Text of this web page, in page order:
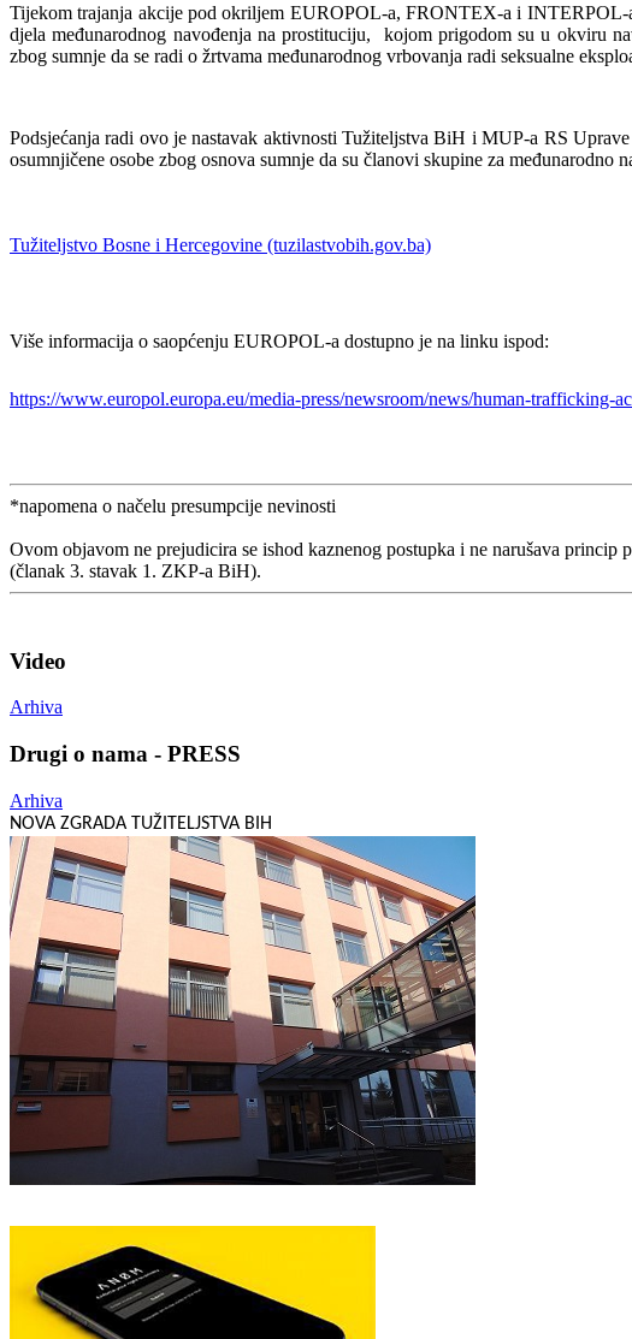
Tijekom trajanja akcije pod okriljem EUROPOL-a, FRONTEX-a i
djela međunarodnog navođenja na prostituciju, kojom prigodom su u okviru
zbog sumnje da se radi o žrtvama međunarodnog vrbovanja radi seksualne
Podsjećanja radi ovo je nastavak aktivnosti Tužiteljstva BiH i MUP-a RS
osumnjičene osobe zbog osnova sumnje da su članovi skupine za međunarodno
Tužiteljstvo Bosne i Hercegovine (tuzilastvobih.gov.ba)
Više informacija o saopćenju EUROPOL-a dostupno je na linku ispod:
https://www.europol.europa.eu/media-press/newsroom/news/human-trafficking-
*napomena o načelu presumpcije nevinosti
Ovom objavom ne prejudicira se ishod kaznenog postupka i ne narušava
(članak 3. stavak 1. ZKP-a BiH).
Video
Arhiva
Drugi o nama - PRESS
Arhiva
NOVA ZGRADA TUŽITELJSTVA BIH